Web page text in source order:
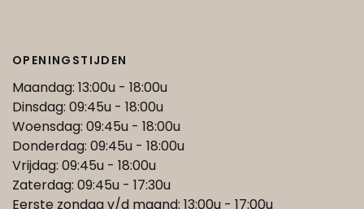
OPENINGSTIJDEN
Maandag: 13:00u - 18:00u
Dinsdag: 09:45u - 18:00u
Woensdag: 09:45u - 18:00u
Donderdag: 09:45u - 18:00u
Vrijdag: 09:45u - 18:00u
Zaterdag: 09:45u - 17:30u
Eerste zondag v/d maand: 13:00u - 17:00u